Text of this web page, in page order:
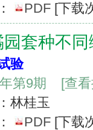
PDF [下载
园套种不
验
第9期
[查
林桂玉
PDF [下载